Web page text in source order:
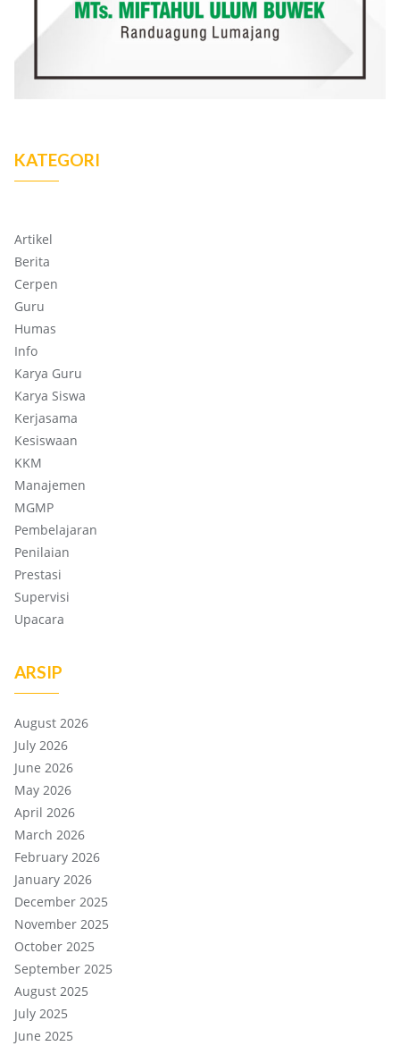
KATEGORI
Artikel
Berita
Cerpen
Guru
Humas
Info
Karya Guru
Karya Siswa
Kerjasama
Kesiswaan
KKM
Manajemen
MGMP
Pembelajaran
Penilaian
Prestasi
Supervisi
Upacara
ARSIP
August 2026
July 2026
June 2026
May 2026
April 2026
March 2026
February 2026
January 2026
December 2025
November 2025
October 2025
September 2025
August 2025
July 2025
June 2025